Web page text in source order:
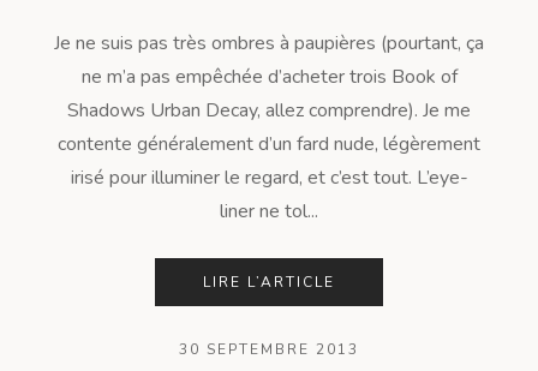
Je ne suis pas très ombres à paupières (pourtant, ça
ne m’a pas empêchée d’acheter trois Book of
Shadows Urban Decay, allez comprendre). Je me
contente généralement d’un fard nude, légèrement
irisé pour illuminer le regard, et c’est tout. L’eye-
liner ne tol...
LIRE L’ARTICLE
30 SEPTEMBRE 2013